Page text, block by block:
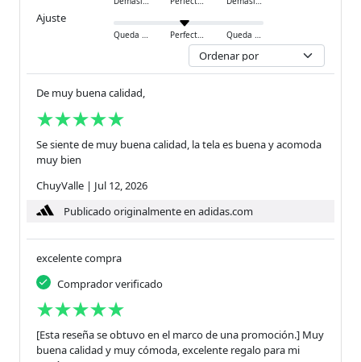
Ajuste
Queda ajustado Perfecto Queda holgado
De muy buena calidad,
Se siente de muy buena calidad, la tela es buena y acomoda
muy bien
ChuyValle | Jul 12, 2026
Publicado originalmente en adidas.com
excelente compra
Comprador verificado
[Esta reseña se obtuvo en el marco de una promoción.] Muy
buena calidad y muy cómoda, excelente regalo para mi